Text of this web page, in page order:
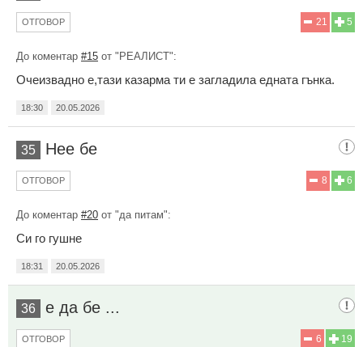
5
21
ОТГОВОР
До коментар #15 от "РЕАЛИСТ":
Очеизвадно е,тази казарма ти е загладила едната гънка.
18:30 20.05.2026
35 Нее бе
6
8
ОТГОВОР
До коментар #20 от "да питам":
Си го гушне
18:31 20.05.2026
36 е да бе ...
19
6
ОТГОВОР